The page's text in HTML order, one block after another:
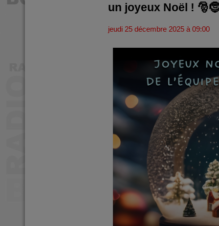
un joyeux Noël !
jeudi 25 décembre 2025 à 09:00